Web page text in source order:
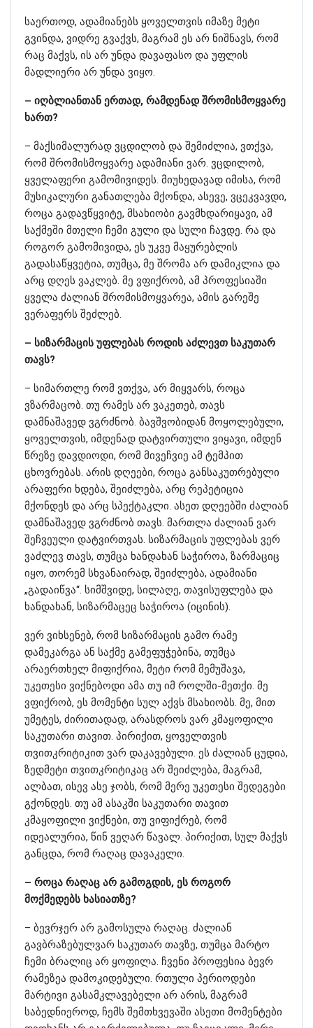
საერთოდ, ადამიანებს ყოველთვის იმაზე მეტი
გვინდა, ვიდრე გვაქვს, მაგრამ ეს არ ნიშნავს, რომ
რაც მაქვს, ის არ უნდა დავაფასო და უფლის
მადლიერი არ უნდა ვიყო.
– იღბლიანთან ერთად, რამდენად შრომისმოყვარე
ხართ?
– მაქსიმალურად ვცდილობ და შემიძლია, ვთქვა,
რომ შრომისმოყვარე ადამიანი ვარ. ვცდილობ,
ყველაფერი გამომივიდეს. მიუხედავად იმისა, რომ
მუსიკალური განათლება მქონდა, ასევე, ვცეკვავდი,
როცა გადავწყვიტე, მსახიობი გავმხდარიყავი, ამ
საქმეში მთელი ჩემი გული და სული ჩავდე. რა და
როგორ გამომივიდა, ეს უკვე მაყურებლის
გადასაწყვეტია, თუმცა, მე შრომა არ დამიკლია და
არც დღეს ვაკლებ. მე ვფიქრობ, ამ პროფესიაში
ყველა ძალიან შრომისმოყვარეა, ამის გარეშე
ვერაფერს შეძლებ.
– სიზარმაცის უფლებას როდის აძლევთ საკუთარ
თავს?
– სიმართლე რომ ვთქვა, არ მიყვარს, როცა
ვზარმაცობ. თუ რამეს არ ვაკეთებ, თავს
დამნაშავედ ვგრძნობ. ბავშვობიდან მოყოლებული,
ყოველთვის, იმდენად დატვირთული ვიყავი, იმდენ
წრეზე დავდიოდი, რომ მივეჩვიე ამ ტემპით
ცხოვრებას. არის დღეები, როცა განსაკუთრებული
არაფერი ხდება, შეიძლება, არც რეპეტიცია
მქონდეს და არც სპექტაკლი. ასეთ დღეებში ძალიან
დამნაშავედ ვგრძნობ თავს. მართლა ძალიან ვარ
შეჩვეული დატვირთვას. სიზარმაცის უფლებას ვერ
ვაძლევ თავს, თუმცა ხანდახან საჭიროა, ზარმაციც
იყო, თორემ სხვანაირად, შეიძლება, ადამიანი
„გადაიწვა“. სიმშვიდე, სილაღე, თავისუფლება და
ხანდახან, სიზარმაცეც საჭიროა (იცინის).
ვერ ვიხსენებ, რომ სიზარმაცის გამო რამე
დამეკარგა ან საქმე გამეფუჭებინა, თუმცა
არაერთხელ მიფიქრია, მეტი რომ მემუშავა,
უკეთესი ვიქნებოდი ამა თუ იმ როლში-მეთქი. მე
ვფიქრობ, ეს მომენტი სულ აქვს მსახიობს. მე, მით
უმეტეს, ძირითადად, არასდროს ვარ კმაყოფილი
საკუთარი თავით. პირიქით, ყოველთვის
თვითკრიტიკით ვარ დაკავებული. ეს ძალიან ცუდია,
ზედმეტი თვითკრიტიკაც არ შეიძლება, მაგრამ,
ალბათ, ისევ ასე ჯობს, რომ მერე უკეთესი შედეგები
გქონდეს. თუ ამ ასაკში საკუთარი თავით
კმაყოფილი ვიქნები, თუ ვიფიქრებ, რომ
იდეალურია, წინ ვეღარ წავალ. პირიქით, სულ მაქვს
განცდა, რომ რაღაც დავაკელი.
– როცა რაღაც არ გამოგდის, ეს როგორ
მოქმედებს ხასიათზე?
– ბევრჯერ არ გამოსულა რაღაც. ძალიან
გავბრაზებულვარ საკუთარ თავზე, თუმცა მარტო
ჩემი ბრალიც არ ყოფილა. ჩვენი პროფესია ბევრ
რამეზეა დამოკიდებული. რთული პერიოდები
მარტივი გასამკლავებელი არ არის, მაგრამ
საბედნიეროდ, ჩემს შემთხვევაში ასეთი მომენტები